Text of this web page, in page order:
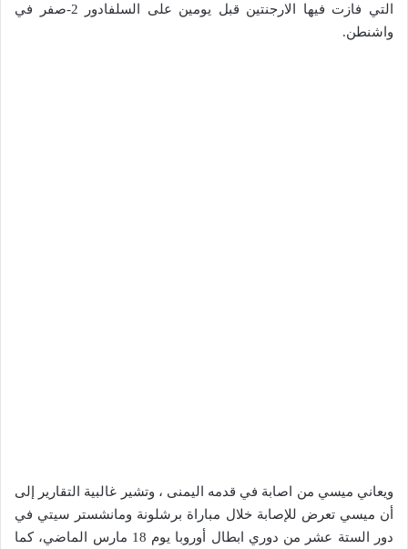
التي فازت فيها الارجنتين قبل يومين على السلفادور 2-صفر في
واشنطن.
ويعاني ميسي من اصابة في قدمه اليمنى ، وتشير غالبية التقارير إلى
أن ميسي تعرض للإصابة خلال مباراة برشلونة ومانشستر سيتي في
دور الستة عشر من دوري ابطال أوروبا يوم 18 مارس الماضي، كما